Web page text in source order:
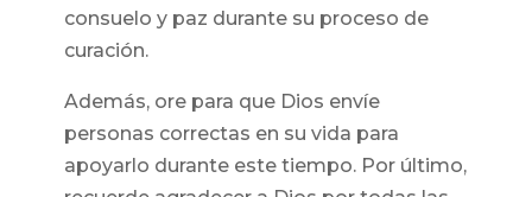
consuelo y paz durante su proceso de
curación.
Además, ore para que Dios envíe
personas correctas en su vida para
apoyarlo durante este tiempo. Por último,